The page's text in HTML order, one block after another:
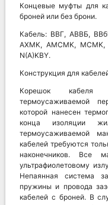
Концевые муфты для
броней или без брони.
Кабель: ВВГ, АВВБ,
AXMK, AMCMK,
N(A)KBY.
Конструкция для
Корешок кабеля
термоусаживаемой
которой нанесен
конца изоляции
термоусаживаемой
кабелей требуются
наконечников. Все
ультрафиолетовому
Непаянная система
пружины и провода
кабелей с броней. В